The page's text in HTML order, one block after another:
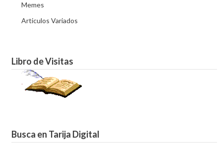
Memes
Articulos Variados
Libro de Visitas
Busca en Tarija Digital